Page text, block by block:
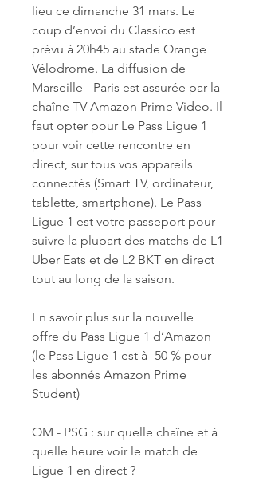
lieu ce dimanche 31 mars. Le
coup d’envoi du Classico est
prévu à 20h45 au stade Orange
Vélodrome. La diffusion de
Marseille - Paris est assurée par la
chaîne TV Amazon Prime Video. Il
faut opter pour Le Pass Ligue 1
pour voir cette rencontre en
direct, sur tous vos appareils
connectés (Smart TV, ordinateur,
tablette, smartphone). Le Pass
Ligue 1 est votre passeport pour
suivre la plupart des matchs de L1
Uber Eats et de L2 BKT en direct
tout au long de la saison.
En savoir plus sur la nouvelle
offre du Pass Ligue 1 d’Amazon
(le Pass Ligue 1 est à -50 % pour
les abonnés Amazon Prime
Student)
OM - PSG : sur quelle chaîne et à
quelle heure voir le match de
Ligue 1 en direct ?